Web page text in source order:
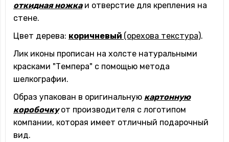
откидная ножкаи отверстие для крепления на
стене.
Цвет дерева: коричневый (орехова текстура).
Лик иконы прописан на холсте натуральными
красками "Темпера" с помощью метода
шелкографии.
Образ упакован в оригинальную картонную
коробочкуот производителя с логотипом
компании, которая имеет отличный подарочный
вид.